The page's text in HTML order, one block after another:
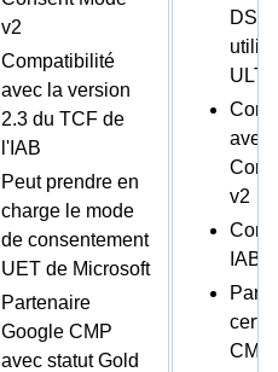
v2
Compatibilité
avec la version
2.3 du TCF de
l'IAB
Peut prendre en
charge le mode
de consentement
UET de Microsoft
Partenaire
Google CMP
avec statut Gold
avec
v2
IAB
CMP